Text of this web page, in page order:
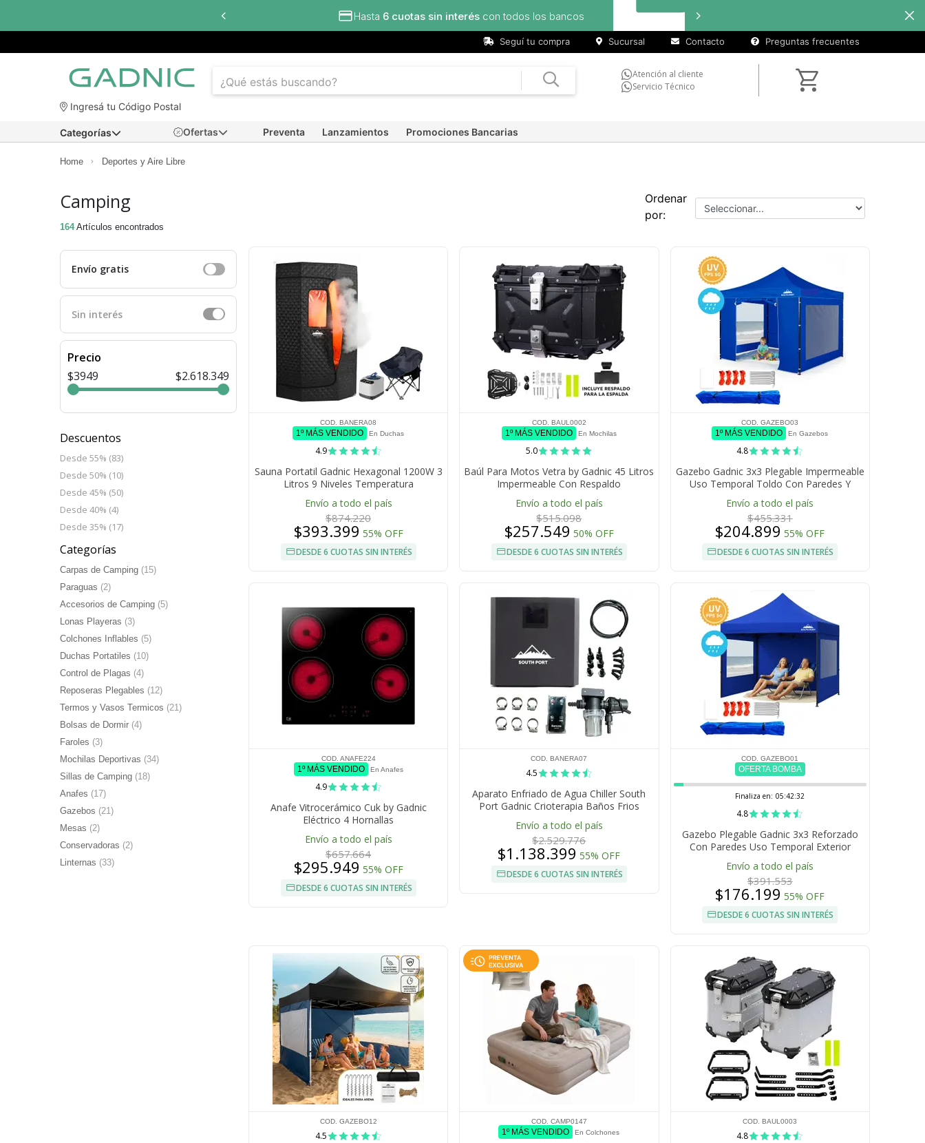
con todos los bancos
seleccionados
Seguí tu compra Sucursal Contacto Preguntas frecuentes
Atención al cliente
Servicio Técnico
Ingresá tu Código Postal
Ofertas Preventa Lanzamientos Promociones Bancarias
Categorías
Home Deportes y Aire Libre
Camping
164Artículos encontrados
Envío gratis
Sin interés
Precio
$3949
$2.618.349
Descuentos
Desde 55% (83)
Desde 50% (10)
Desde 45% (50)
Desde 40% (4)
Desde 35% (17)
Categorías
Carpas de Camping (15)
Paraguas (2)
Accesorios de Camping (5)
Lonas Playeras (3)
Colchones Inflables (5)
Duchas Portatiles (10)
Control de Plagas (4)
Reposeras Plegables (12)
Termos y Vasos Termicos (21)
Bolsas de Dormir (4)
Faroles (3)
Mochilas Deportivas (34)
Sillas de Camping (18)
Anafes (17)
Gazebos (21)
Mesas (2)
Conservadoras (2)
Linternas (33)
Ordenar
por:
COD. BANERA08
1º MÁS VENDIDO En Duchas
4.9
Sauna Portatil Gadnic Hexagonal 1200W 3
Litros 9 Niveles Temperatura
Temporizador 99 Min 220V Con Silla
Plegable Control Remoto
Envío a todo el país
$874.220
$393.399 55% OFF
DESDE 6 CUOTAS SIN INTERÉS
COD. BAUL0002
1º MÁS VENDIDO En Mochilas
5.0
Baúl Para Motos Vetra by Gadnic 45 Litros
Impermeable Con Respaldo
Envío a todo el país
$515.098
$257.549 50% OFF
DESDE 6 CUOTAS SIN INTERÉS
COD. GAZEBO03
1º MÁS VENDIDO En Gazebos
4.8
Gazebo Gadnic 3x3 Plegable Impermeable
Uso Temporal Toldo Con Paredes Y
Puerta Cierre Relampago
Envío a todo el país
$455.331
$204.899 55% OFF
DESDE 6 CUOTAS SIN INTERÉS
COD. ANAFE224
1º MÁS VENDIDO En Anafes
4.9
Anafe Vitrocerámico Cuk by Gadnic
Eléctrico 4 Hornallas
Envío a todo el país
$657.664
$295.949 55% OFF
DESDE 6 CUOTAS SIN INTERÉS
COD. BANERA07
4.5
Aparato Enfriado de Agua Chiller South
Port Gadnic Crioterapia Baños Frios
Envío a todo el país
$2.529.776
$1.138.399 55% OFF
DESDE 6 CUOTAS SIN INTERÉS
COD. GAZEBO01
OFERTA BOMBA
Finaliza en: 05:42:31
4.8
Gazebo Plegable Gadnic 3x3 Reforzado
Con Paredes Uso Temporal Exterior
Eventos Playa Jardin
Envío a todo el país
$391.553
$176.199 55% OFF
DESDE 6 CUOTAS SIN INTERÉS
COD. GAZEBO12
4.5
COD. CAMP0147
1º MÁS VENDIDO En Colchones
COD. BAUL0003
4.8